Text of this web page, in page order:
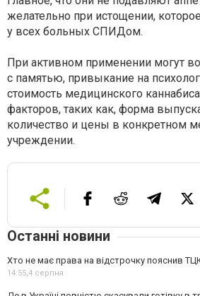
желательно при истощении,
у всех больных СПИДом.
При активном применении могут
с памятью, привыкание на
стоимость медицинского
факторов, таких как, форма
количество и цены в конкретном
учреждении.
Останні новини
Хто не має права на відстрочку пояснив
14:55, 4 серпня